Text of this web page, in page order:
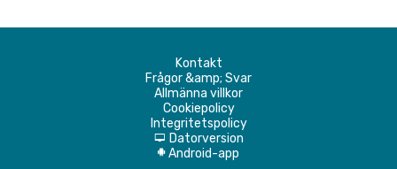
Kontakt
Frågor &amp; Svar
Allmänna villkor
Cookiepolicy
Integritetspolicy
d Datorversion
A Android-app